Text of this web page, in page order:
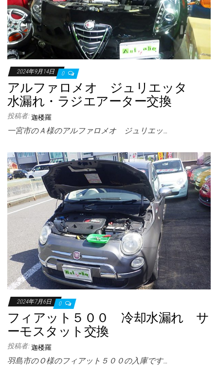
2024年9月14日 0
アルファロメオ ジュリエッタ
水漏れ・ラジエアーター交換
投稿者: 迦楼羅
一宮市のＡ様のアルファロメオ ジュリエッ…
2024年7月6日 0
フィアット５００ 冷却水漏れ サ
ーモスタット交換
投稿者: 迦楼羅
羽島市のＯ様のフィアット５００の入庫です…